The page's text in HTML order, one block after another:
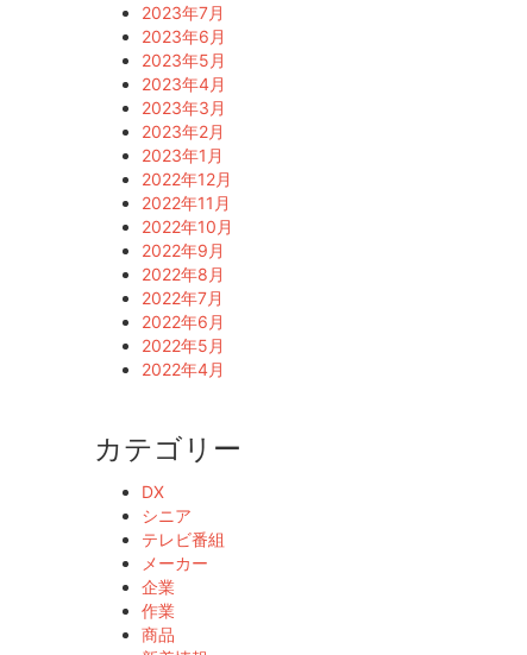
2023年7月
2023年6月
2023年5月
2023年4月
2023年3月
2023年2月
2023年1月
2022年12月
2022年11月
2022年10月
2022年9月
2022年8月
2022年7月
2022年6月
2022年5月
2022年4月
カテゴリー
DX
シニア
テレビ番組
メーカー
企業
作業
商品